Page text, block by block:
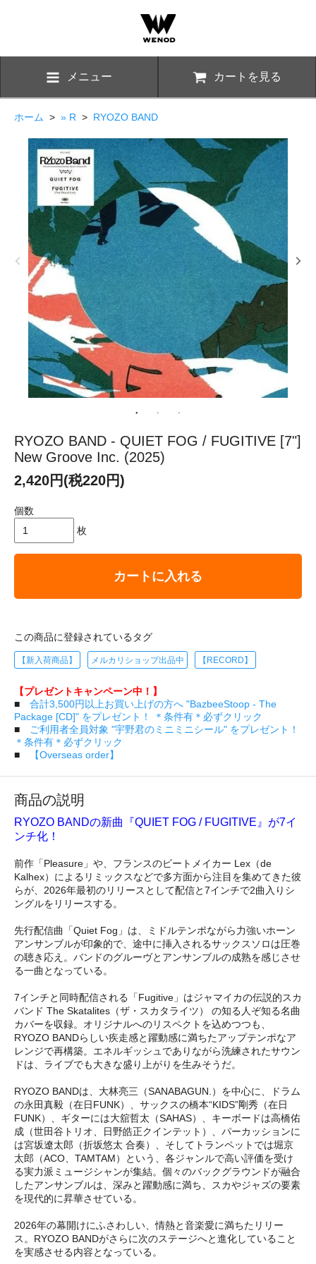
メニュー カートを見る
ホーム > » R > RYOZO BAND
RYOZO BAND - QUIET FOG / FUGITIVE [7"]
New Groove Inc. (2025)
2,420円(税220円)
個数
枚
カートに入れる
この商品に登録されているタグ
【新入荷商品】 メルカリショップ出品中 【RECORD】
【プレゼントキャンペーン中！】
■ 合計3,500円以上お買い上げの方へ "BazbeeStoop - The
Package [CD]" をプレゼント！ ＊条件有＊必ずクリック
■
ご利用者全員対象 "宇野君のミニミニシール" をプレゼント！
＊条件有＊必ずクリック
■
【Overseas order】
商品の説明
RYOZO BANDの新曲『QUIET FOG / FUGITIVE』が7イ
ンチ化！
前作「Pleasure」や、フランスのビートメイカー Lex（de
Kalhex）によるリミックスなどで多方面から注目を集めてきた彼
らが、2026年最初のリリースとして配信と7インチで2曲入りシ
ングルをリリースする。
先行配信曲「Quiet Fog」は、ミドルテンポながら力強いホーン
アンサンブルが印象的で、途中に挿入されるサックスソロは圧巻
の聴き応え。バンドのグルーヴとアンサンブルの成熟を感じさせ
る一曲となっている。
7インチと同時配信される「Fugitive」はジャマイカの伝説的スカ
バンド The Skatalites（ザ・スカタライツ） の知る人ぞ知る名曲
カバーを収録。オリジナルへのリスペクトを込めつつも、
RYOZO BANDらしい疾走感と躍動感に満ちたアップテンポなア
レンジで再構築。エネルギッシュでありながら洗練されたサウン
ドは、ライブでも大きな盛り上がりを生みそうだ。
RYOZO BANDは、大林亮三（SANABAGUN.）を中心に、ドラム
の永田真毅（在日FUNK）、サックスの橋本“KIDS”剛秀（在日
FUNK）、ギターには大舘哲太（SAHAS）、キーボードは高橋佑
成（世田谷トリオ、日野皓正クインテット）、パーカッションに
は宮坂遼太郎（折坂悠太 合奏）、そしてトランペットでは堀京
太郎（ACO、TAMTAM）という、各ジャンルで高い評価を受け
る実力派ミュージシャンが集結。個々のバックグラウンドが融合
したアンサンブルは、深みと躍動感に満ち、スカやジャズの要素
を現代的に昇華させている。
2026年の幕開けにふさわしい、情熱と音楽愛に満ちたリリー
ス。RYOZO BANDがさらに次のステージへと進化していること
を実感させる内容となっている。